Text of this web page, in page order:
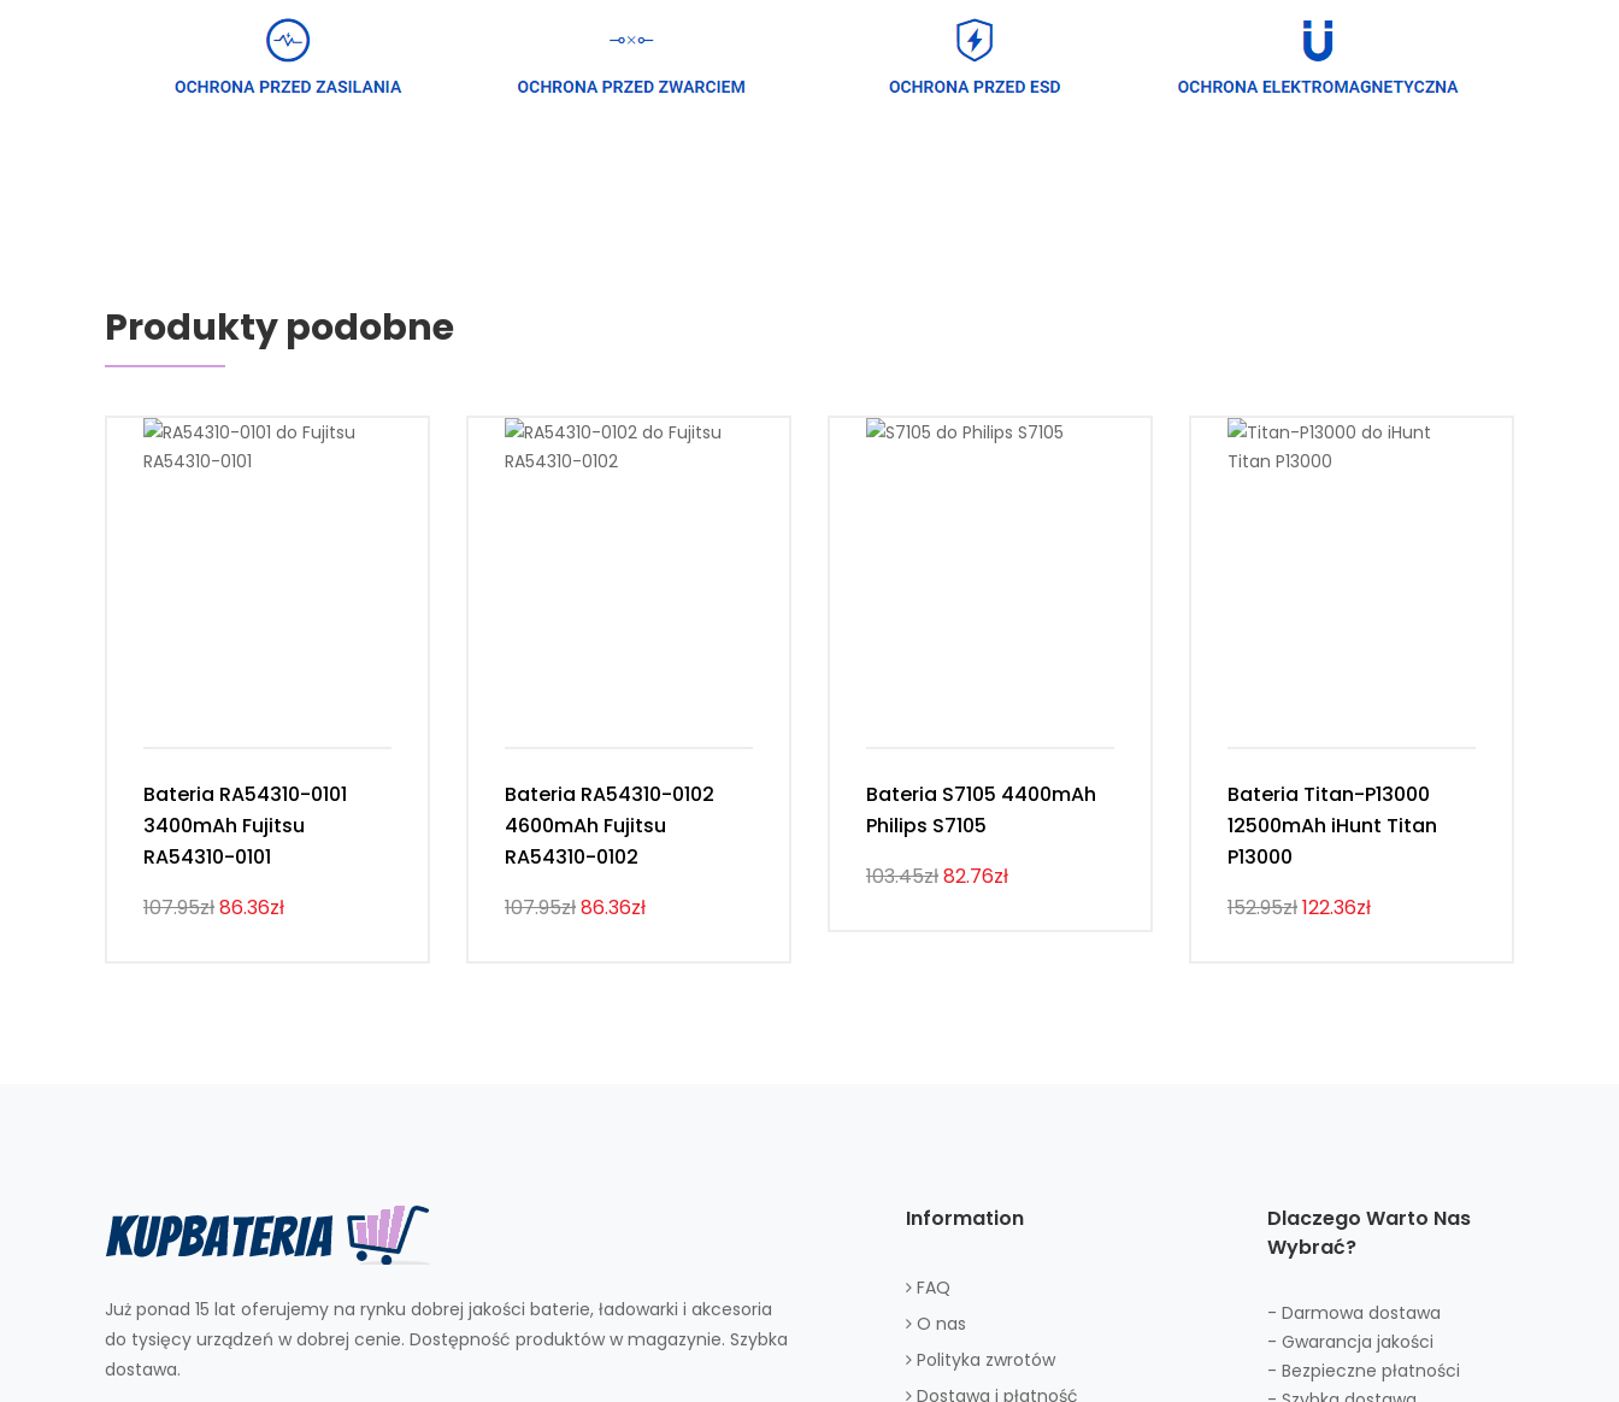
Produkty podobne
Bateria RA54310-0101
3400mAh Fujitsu
RA54310-0101
107.95zł86.36zł
Bateria RA54310-0102
4600mAh Fujitsu
RA54310-0102
107.95zł86.36zł
Bateria S7105 4400mAh
Philips S7105
103.45zł82.76zł
Bateria Titan-P13000
12500mAh iHunt Titan
P13000
152.95zł122.36zł
Już ponad 15 lat oferujemy na rynku dobrej jakości baterie, ładowarki i akcesoria
do tysięcy urządzeń w dobrej cenie. Dostępność produktów w magazynie. Szybka
dostawa.
Information
FAQ
O nas
Polityka zwrotów
Dostawa i płatność
Dlaczego Warto Nas
Wybrać?
- Darmowa dostawa
- Gwarancja jakości
- Bezpieczne płatności